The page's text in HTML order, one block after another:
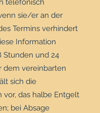
telefonisch
sie/er an der
Termins verhindert
Information
Stunden und 24
dem vereinbarten
sich die
vor, das halbe Entgelt
bei Absage